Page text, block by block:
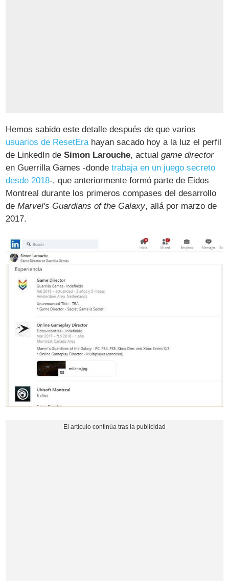
Hemos sabido este detalle después de que varios
usuarios de ResetEra hayan sacado hoy a la luz el perfil
de LinkedIn deSimon Larouche, actualgame director
en Guerrilla Games -dondetrabaja en un juego secreto
desde 2018-, que anteriormente formó parte de Eidos
Montreal durante los primeros compases del desarrollo
deMarvel's Guardians of the Galaxy, allá por marzo de
2017.